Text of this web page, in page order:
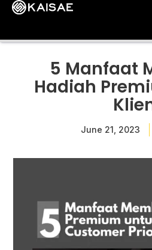
5 Manfaat
Hadiah
June 21, 2023